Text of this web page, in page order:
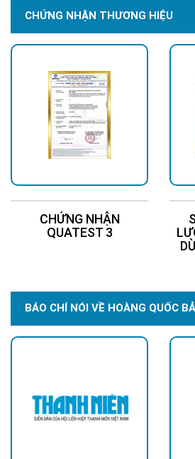
Hình ảnh lắp đặt thực tế
mặt trời 1500W SPS
CHỨNG NHẬN THƯƠNG HIỆU
CHỨNG NHẬN
QUATEST 3
BÁO CHÍ NÓI VỀ HOÀNG QUỐC